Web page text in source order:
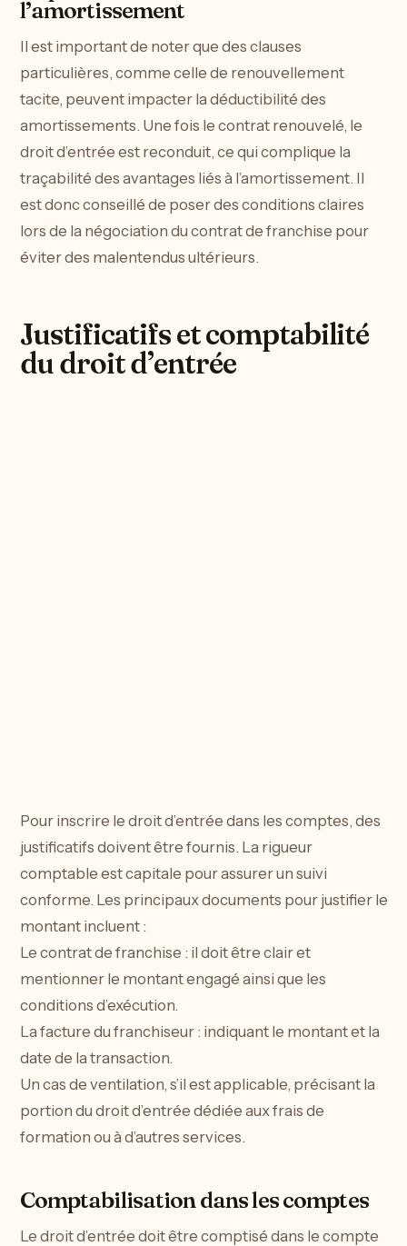
l’amortissement
Il est important de noter que des clauses
particulières, comme celle de renouvellement
tacite, peuvent impacter la déductibilité des
amortissements. Une fois le contrat renouvelé, le
droit d’entrée est reconduit, ce qui complique la
traçabilité des avantages liés à l’amortissement. Il
est donc conseillé de poser des conditions claires
lors de la négociation du contrat de franchise pour
éviter des malentendus ultérieurs.
Justificatifs et comptabilité
du droit d’entrée
Pour inscrire le droit d’entrée dans les comptes, des
justificatifs doivent être fournis. La rigueur
comptable est capitale pour assurer un suivi
conforme. Les principaux documents pour justifier le
montant incluent :
Le contrat de franchise : il doit être clair et
mentionner le montant engagé ainsi que les
conditions d’exécution.
La facture du franchiseur : indiquant le montant et la
date de la transaction.
Un cas de ventilation, s’il est applicable, précisant la
portion du droit d’entrée dédiée aux frais de
formation ou à d’autres services.
Comptabilisation dans les comptes
Le droit d’entrée doit être comptisé dans le compte